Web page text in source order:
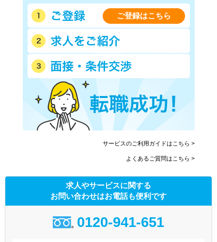
ご登録はこちら
サービスのご利用ガイドはこちら >
よくあるご質問はこちら >
求人やサービスに関する
お問い合わせはお電話も便利です
0120-941-651